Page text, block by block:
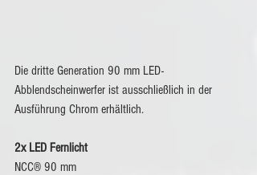
Die dritte Generation 90 mm LED-
Abblendscheinwerfer ist ausschließlich in der
Ausführung Chrom erhältlich.
2x LED Fernlicht
NCC® 90 mm